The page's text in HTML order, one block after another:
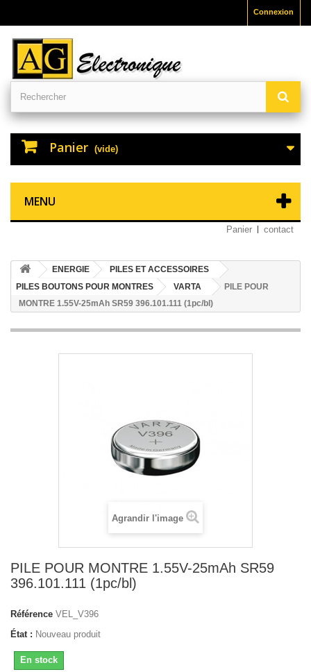
Connexion
Panier (vide)
MENU
Panier contact
ENERGIE
PILES ET ACCESSOIRES
PILES BOUTONS POUR MONTRES
VARTA
PILE POUR
MONTRE 1.55V-25mAh SR59 396.101.111 (1pc/bl)
Agrandir l'image
PILE POUR MONTRE 1.55V-25mAh SR59
396.101.111 (1pc/bl)
Référence VEL_V396
État : Nouveau produit
En stock